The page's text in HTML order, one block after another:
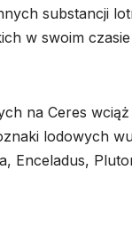
substancji
w swoim
na Ceres
lodowych
Enceladus,